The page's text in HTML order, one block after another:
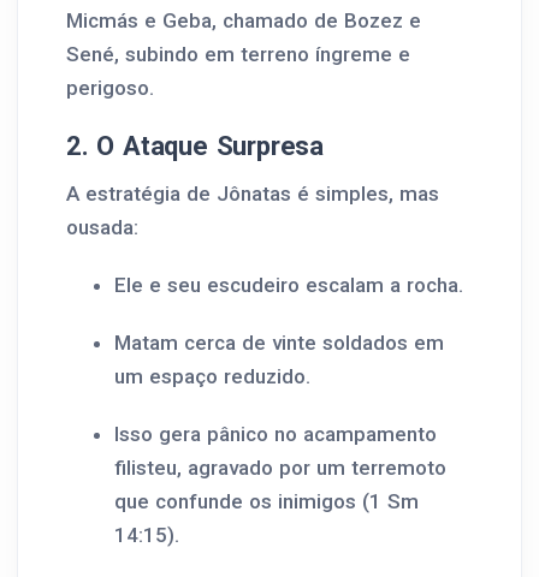
Micmás e Geba, chamado de Bozez e
Sené, subindo em terreno íngreme e
perigoso.
2. O Ataque Surpresa
A estratégia de Jônatas é simples, mas
ousada:
Ele e seu escudeiro escalam a rocha.
Matam cerca de vinte soldados em
um espaço reduzido.
Isso gera pânico no acampamento
filisteu, agravado por um terremoto
que confunde os inimigos (1 Sm
14:15).